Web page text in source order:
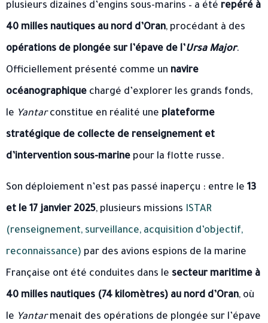
plusieurs dizaines d’engins sous-marins – a été repéré à
40 milles nautiques au nord d’Oran, procédant à des
opérations de plongée sur l’épave de l’Ursa Major.
Officiellement présenté comme un navire
océanographique chargé d’explorer les grands fonds,
le Yantarconstitue en réalité une plateforme
stratégique de collecte de renseignement et
d’intervention sous-marine pour la flotte russe.
Son déploiement n’est pas passé inaperçu : entre le 13
et le 17 janvier 2025, plusieurs missions ISTAR
(renseignement, surveillance, acquisition d’objectif,
reconnaissance) par des avions espions de la marine
Française ont été conduites dans le secteur maritime à
40 milles nautiques (74 kilomètres) au nord d’Oran, où
le Yantarmenait des opérations de plongée sur l’épave